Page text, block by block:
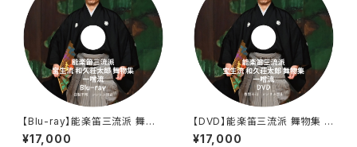
【Blu-ray】能楽笛三流派 舞物
集 一噌流
¥17,000
【DVD】能楽笛三流派 舞物集 一
噌流
¥17,000